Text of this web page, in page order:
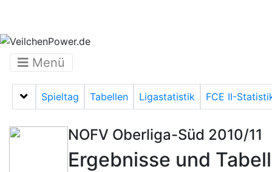
Menü
Menü auf-/zuklappen
Spieltag Tabellen Ligastatistik FCE II-
NOFV Oberliga-Süd 2010/11
Ergebnisse und